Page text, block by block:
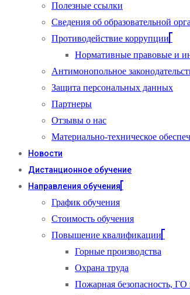
Полезные ссылки
Сведения об образовательной
Противодействие коррупции
Нормативные правовые и
Антимонопольное
Защита персональных данных
Партнеры
Отзывы о нас
Материально-техническое
Новости
Дистанционное обучение
Направления обучения
График обучения
Стоимость обучения
Повышение квалификации
Горные производства
Охрана труда
Пожарная безопасность,